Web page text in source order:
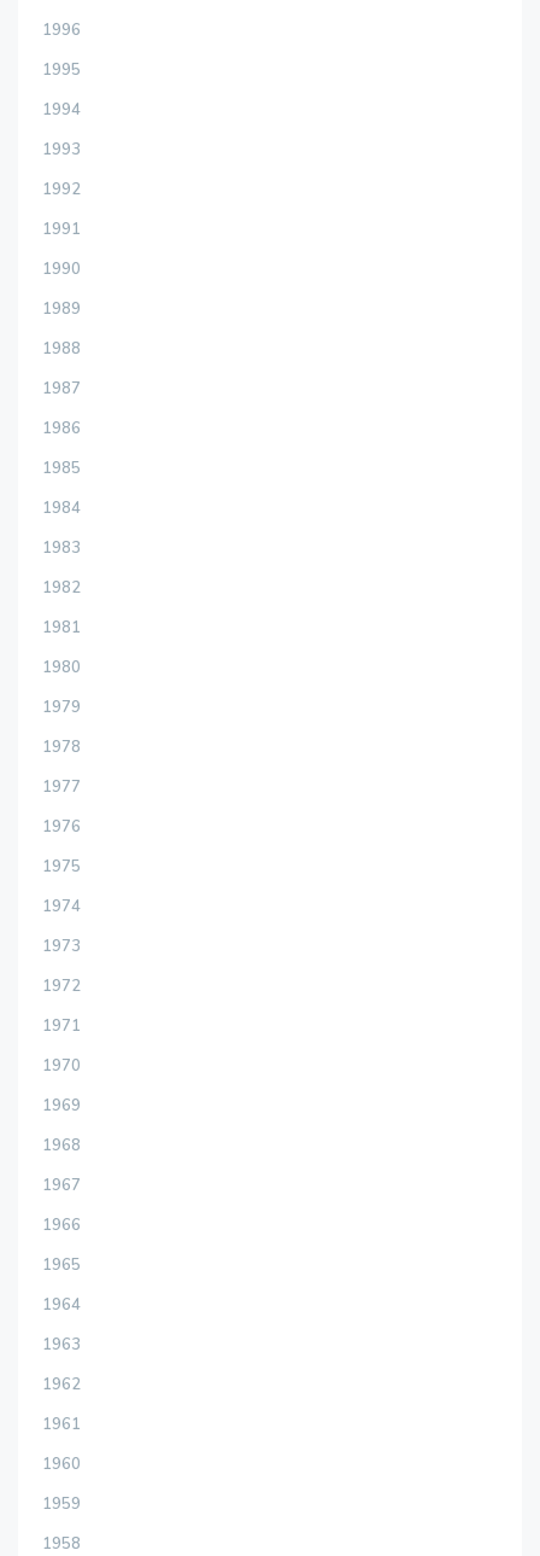
1996
1995
1994
1993
1992
1991
1990
1989
1988
1987
1986
1985
1984
1983
1982
1981
1980
1979
1978
1977
1976
1975
1974
1973
1972
1971
1970
1969
1968
1967
1966
1965
1964
1963
1962
1961
1960
1959
1958